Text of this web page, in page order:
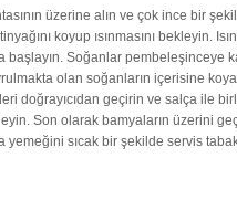
üzerine alın ve çok ince bir
koyup ısınmasını bekleyin.
başlayın. Soğanlar pembeleşinceye
olan soğanların içerisine
doğrayıcıdan geçirin ve salça ile
Son olarak bamyaların üzerini
yemeğini sıcak bir şekilde servis